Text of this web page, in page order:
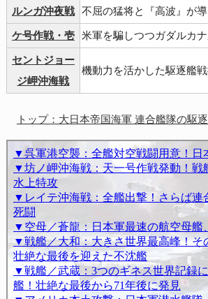
ルンガ沖夜戦 不屈の猛将と『高波』が導
ケ号作戦・壱 米軍を騙しつつガダルカ
セントジョー
ジ岬沖海戦
機動力を活かした駆逐艦戦
トップ：大日本帝国海軍 連合艦隊の駆